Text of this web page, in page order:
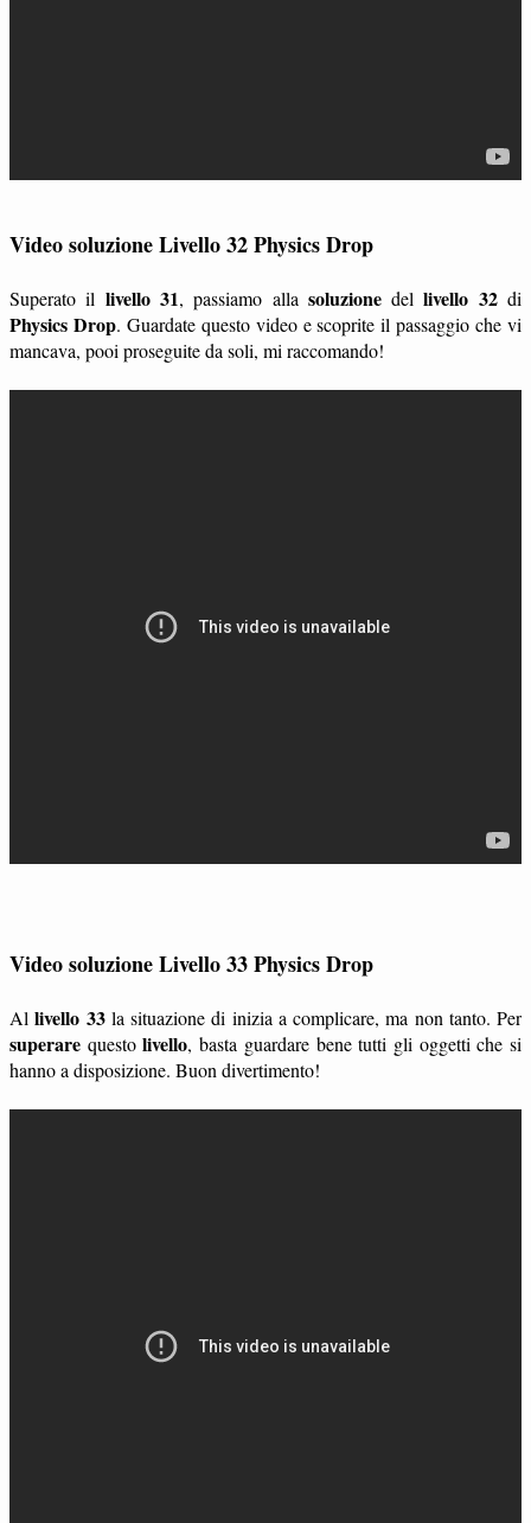
Video soluzione Livello 32 Physics Drop
Superato il livello 31, passiamo alla soluzionedellivello 32di
Physics Drop. Guardate questo video e scoprite il passaggio che vi
mancava, pooi proseguite da soli, mi raccomando!
Video soluzione Livello 33 Physics Drop
Allivello 33la situazione di inizia a complicare, ma non tanto. Per
superare questolivello, basta guardare bene tutti gli oggetti che si
hanno a disposizione. Buon divertimento!